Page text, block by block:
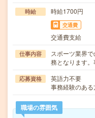
時給 時給1700円
交通費
交通費支給
仕事内容
スポーツ業界
務となります
応募資格
英語力不要
事務経験のある
職場の雰囲気